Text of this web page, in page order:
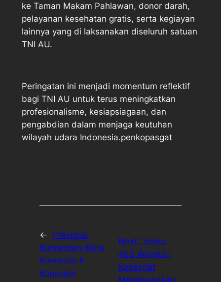
ke Taman Makam Pahlawan, donor darah,
pelayanan kesehatan gratis, serta kegiayan
lainnya yang di laksanakan diseluruh satuan
TNI AU.
Peringatan ini menjadi momentum reflektif
bagi TNI AU untuk terus meningkatkan
profesionalisme, kesiapsiagaan, dan
pengabdian dalam menjaga keutuhan
wilayah udara Indonesia.penkopasgat
←
Previous:
Komandan Wing
Komando II
Kopasgat
Next: Yonko
463 Wingko I
Kopasgat
Melaksanakan